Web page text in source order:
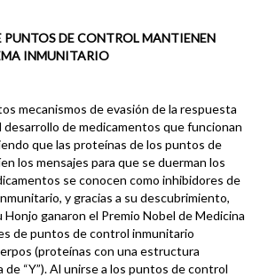
PUNTOS DE CONTROL MANTIENEN
INMUNITARIO
mecanismos de evasión de la respuesta
de medicamentos que funcionan
que las proteínas de los puntos de
los mensajes para que se duerman los
se conocen como inhibidores de
y gracias a su descubrimiento,
Honjo ganaron el Premio Nobel de Medicina
de puntos de control inmunitario
(proteínas con una estructura
“Y”). Al unirse a los puntos de control